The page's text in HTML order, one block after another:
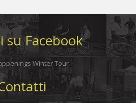
su Facebook
Winter Tour